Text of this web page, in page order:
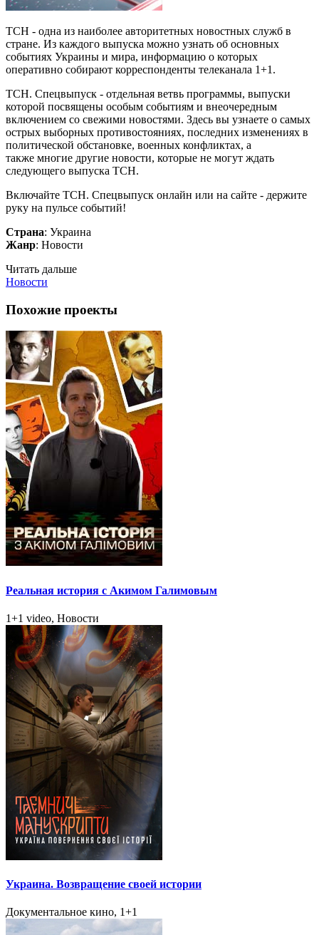
ТСН - одна из наиболее авторитетных новостных служб в
стране. Из каждого выпуска можно узнать об основных
событиях Украины и мира, информацию о которых
оперативно собирают корреспонденты телеканала 1+1.
ТСН. Спецвыпуск - отдельная ветвь программы, выпуски
которой посвящены особым событиям и внеочередным
включением со свежими новостями. Здесь вы узнаете о самых
острых выборных противостояниях, последних изменениях в
политической обстановке, военных конфликтах, а
также многие другие новости, которые не могут ждать
следующего выпуска ТСН.
Включайте ТСН. Спецвыпуск онлайн или на сайте - держите
руку на пульсе событий!
Страна: Украина
Жанр: Новости
Читать дальше
Новости
Похожие проекты
Реальная история с Акимом Галимовым
1+1 video, Новости
Украина. Возвращение своей истории
Документальное кино, 1+1